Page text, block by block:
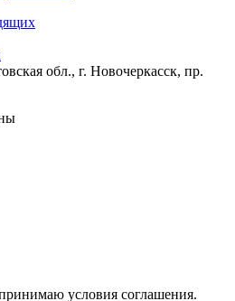
обл., г. Новочеркасск, пр.
условия соглашения.